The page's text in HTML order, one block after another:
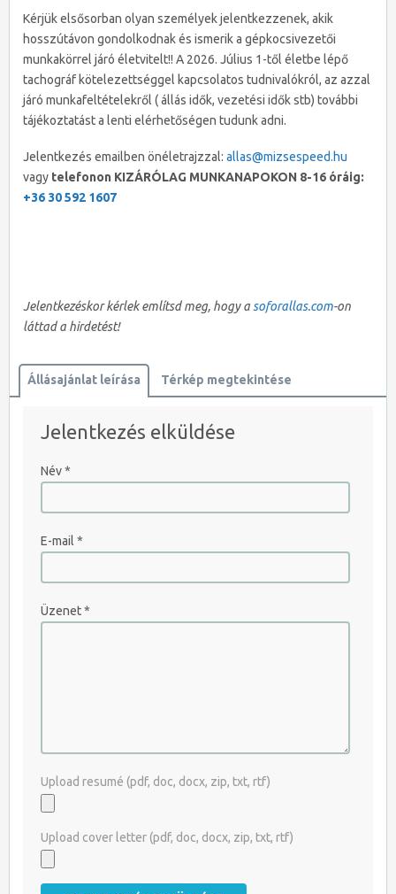
Kérjük elsősorban olyan személyek jelentkezzenek, akik
hosszútávon gondolkodnak és ismerik a gépkocsivezetői
munkakörrel járó életvitelt!! A 2026. Július 1-től életbe lépő
tachográf kötelezettséggel kapcsolatos tudnivalókról, az azzal
járó munkafeltételekről ( állás idők, vezetési idők stb) további
tájékoztatást a lenti elérhetőségen tudunk adni.
Jelentkezés emailben önéletrajzzal: allas@mizsespeed.hu
vagy telefonon KIZÁRÓLAG MUNKANAPOKON 8-16 óráig:
+36 30 592 1607
Jelentkezéskor kérlek említsd meg, hogy a soforallas.com-on
láttad a hirdetést!
Állásajánlat leírása Térkép megtekintése
JELENTKEZEM AZONNAL
Jelentkezés elküldése
Név*
E-mail *
Üzenet*
Upload resumé (pdf, doc, docx, zip, txt, rtf)
Upload cover letter (pdf, doc, docx, zip, txt, rtf)